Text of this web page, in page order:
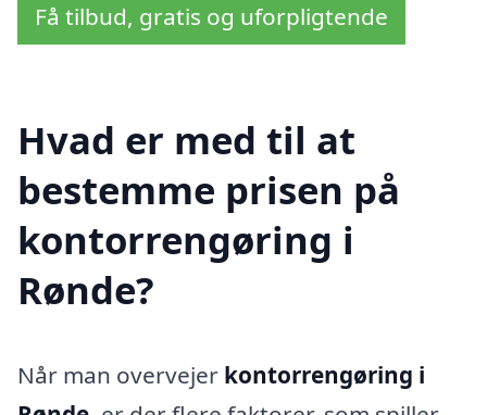
Få tilbud, gratis og uforpligtende
Hvad er med til at
bestemme prisen på
kontorrengøring i
Rønde?
Når man overvejer kontorrengøring i